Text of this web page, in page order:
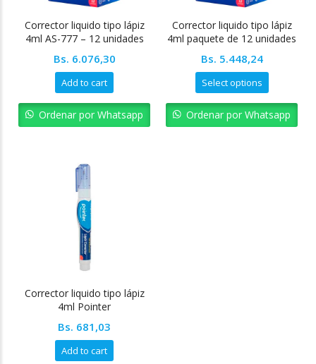
Corrector liquido tipo lápiz
4ml AS-777 – 12 unidades
Bs. 6.076,30
Add to cart
Ordenar por Whatsapp
Corrector liquido tipo lápiz
4ml paquete de 12 unidades
Bs. 5.448,24
Select options
Ordenar por Whatsapp
Corrector liquido tipo lápiz
4ml Pointer
Bs. 681,03
Add to cart